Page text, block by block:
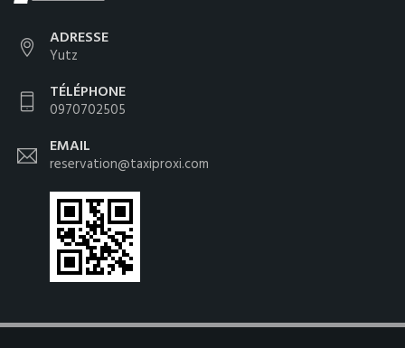
ADRESSE
Yutz
TÉLÉPHONE
0970702505
EMAIL
reservation@taxiproxi.com